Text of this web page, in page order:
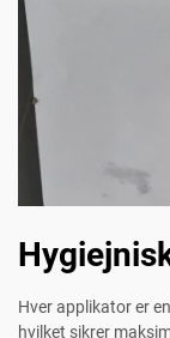
Hver applikator er
hvilket sikrer